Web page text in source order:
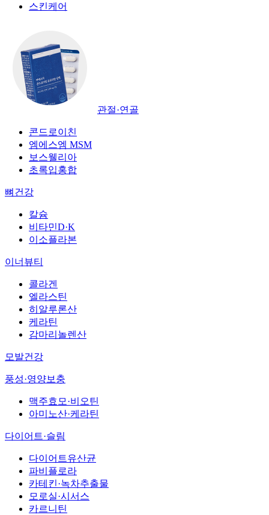
스킨케어
관절·연골
콘드로이친
엠에스엠 MSM
보스웰리아
초록입홍합
뼈건강
칼슘
비타민D·K
이소플라본
이너뷰티
콜라겐
엘라스틴
히알루론산
케라틴
감마리놀렌산
모발건강
풍성·영양보충
맥주효모·비오틴
아미노산·케라틴
다이어트·슬림
다이어트유산균
파비플로라
카테킨·녹차추출물
모로실·시서스
카르니틴